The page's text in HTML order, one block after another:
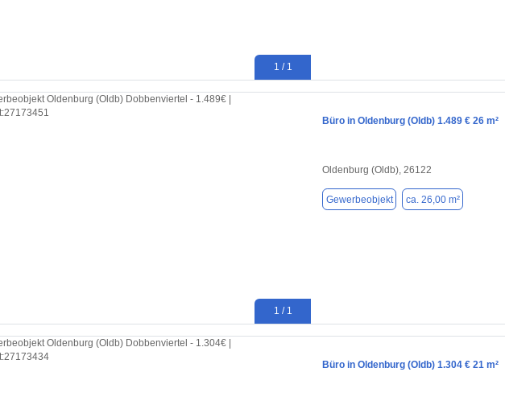
1 / 1
1 / 1
Büro in Oldenburg (Oldb) 1.489 € 26 m²
Oldenburg (Oldb), 26122
Gewerbeobjekt ca. 26,00 m²
Büro in Oldenburg (Oldb) 1.304 € 21 m²